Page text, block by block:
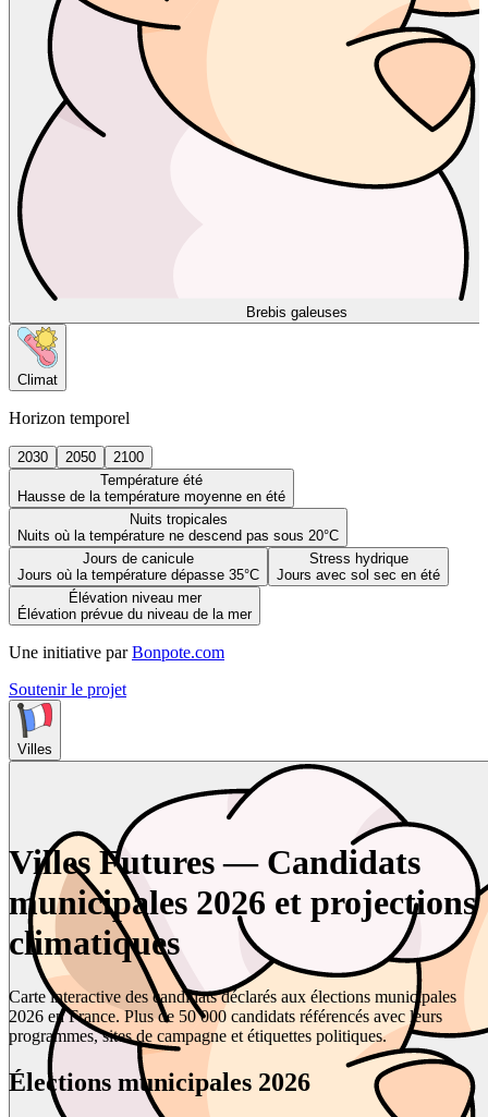
Brebis galeuses
Climat
Horizon temporel
2030 2050
2100
Température été
Hausse de la température moyenne en été
Nuits tropicales
Nuits où la température ne descend pas sous 20°C
Jours de canicule
Jours où la température dépasse 35°C
Stress hydrique
Jours avec sol sec en été
Élévation niveau mer
Élévation prévue du niveau de la mer
Une initiative par Bonpote.com
Soutenir le projet
Villes
Villes Futures — Candidats
municipales 2026 et projections
climatiques
Carte interactive des candidats déclarés aux élections municipales
2026 en France. Plus de 50 000 candidats référencés avec leurs
programmes, sites de campagne et étiquettes politiques.
Élections municipales 2026